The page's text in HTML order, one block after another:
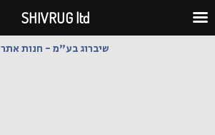
לתוכן
שיברוג בע"מ - חנות אתר
SHIVRUG ltd